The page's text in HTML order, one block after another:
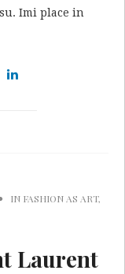
Imi place in
IN FASHION AS ART,
Laurent